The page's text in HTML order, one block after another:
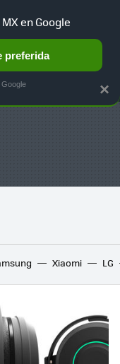
TERRITORIO
Xiaomi LG
×
en Google
preferida